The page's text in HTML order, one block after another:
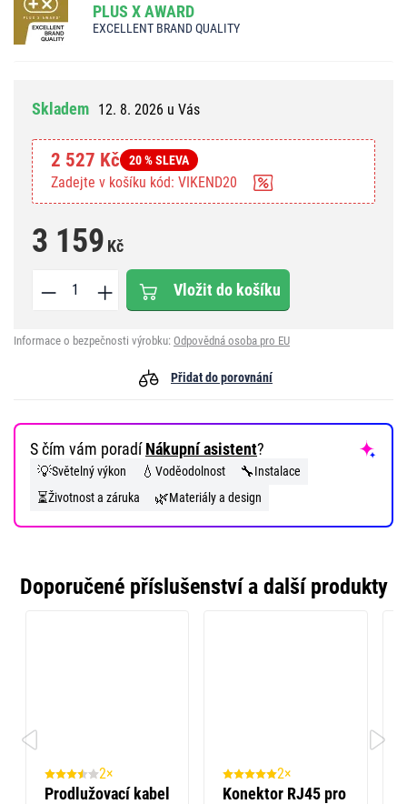
PLUS X AWARD
EXCELLENT BRAND QUALITY
Skladem 12. 8. 2026 u Vás
2 527 Kč 20 % SLEVA
Zadejte v košíku kód: VIKEND20
3 159 Kč
Vložit do košíku
Informace o bezpečnosti výrobku: Odpovědná osoba pro EU
Přidat do porovnání
S čím vám poradíNákupní asistent?
💡Světelný výkon 💧 Voděodolnost 🔧Instalace
⏳Životnost a záruka 🌿Materiály a design
Doporučené příslušenství a další produkty
2×
Prodlužovací kabel
2×
Konektor RJ45 pro